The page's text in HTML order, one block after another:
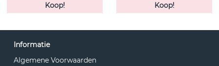
Koop!
Koop!
Informatie
Algemene Voorwaarden